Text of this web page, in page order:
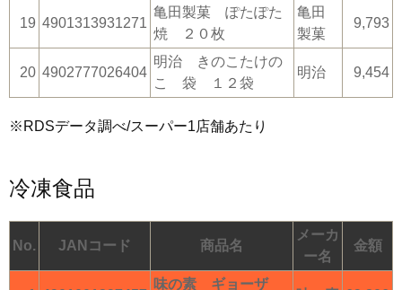
19 4901313931271
亀田製菓 ぽたぽた
焼 ２０枚
亀田
製菓
9,793
20 4902777026404
明治 きのこたけの
こ 袋 １２袋
明治 9,454
※RDSデータ調べ/スーパー1店舗あたり
冷凍食品
No. JANコード 商品名
メーカ
ー名
金額
味の素 ギョーザ